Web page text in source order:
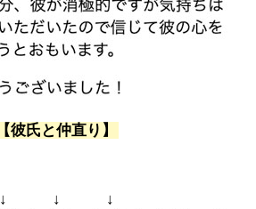
【彼氏と仲直り】
↓ ↓ ↓